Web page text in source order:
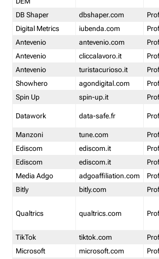
DB Shaper
dbshaper.com
Digital Metrics
iubenda.com
Antevenio
antevenio.com
Antevenio
cliccalavoro.it
Antevenio
turistacurioso.it
Showhero
agondigital.com
Spin Up
spin-up.it
Datawork data-safe.fr
Manzoni
tune.com
Ediscom
ediscom.it
Ediscom
ediscom.it
Media Adgo
adgoaffiliation.com
Bitly
bitly.com
Qualtrics qualtrics.com
TikTok
tiktok.com
Microsoft
microsoft.com